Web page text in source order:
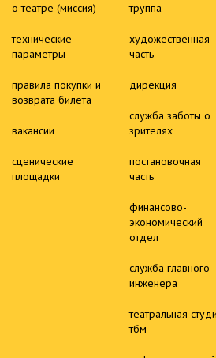
о театре (миссия)
технические
параметры
правила покупки и
возврата билета
вакансии
сценические
площадки
труппа
художественная
часть
дирекция
служба заботы о
зрителях
постановочная
часть
финансово-
экономический
отдел
служба главного
инженера
театральная
тбм